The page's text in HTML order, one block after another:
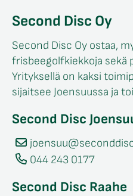
Second Disc Oy
Second Disc Oy ostaa,
frisbeegolfkiekkoja sekä
Yrityksellä on kaksi
sijaitsee Joensuussa ja
Second Disc
044 243 0177
Second Disc Raahe